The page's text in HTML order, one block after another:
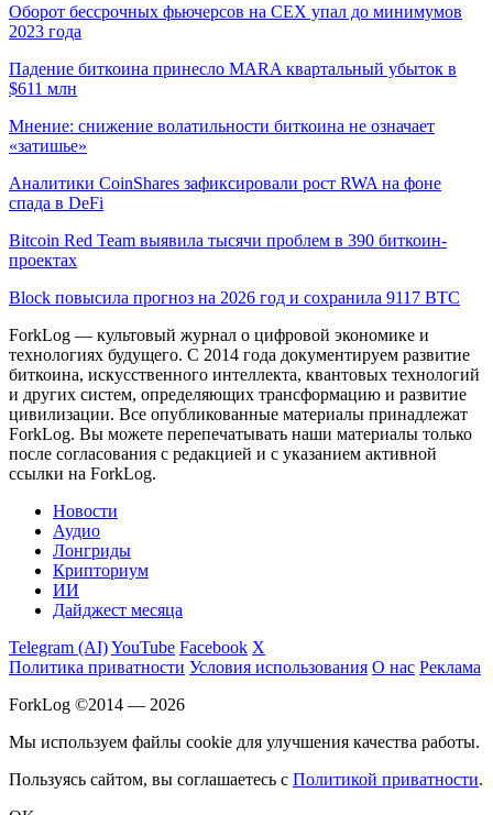
Оборот бессрочных фьючерсов на CEX упал до минимумов
2023 года
Падение биткоина принесло MARA квартальный убыток в
$611 млн
Мнение: снижение волатильности биткоина не означает
«затишье»
Аналитики CoinShares зафиксировали рост RWA на фоне
спада в DeFi
Bitcoin Red Team выявила тысячи проблем в 390 биткоин-
проектах
Block повысила прогноз на 2026 год и сохранила 9117 BTC
ForkLog — культовый журнал о цифровой экономике и
технологиях будущего. С 2014 года документируем развитие
биткоина, искусственного интеллекта, квантовых технологий
и других систем, определяющих трансформацию и развитие
цивилизации. Все опубликованные материалы принадлежат
ForkLog. Вы можете перепечатывать наши материалы только
после согласования с редакцией и с указанием активной
ссылки на ForkLog.
Новости
Аудио
Лонгриды
Крипториум
ИИ
Дайджест месяца
Telegram (AI)YouTube Facebook X
Политика приватности Условия использования О нас Реклама
ForkLog ©2014 — 2026
Мы используем файлы cookie для улучшения качества работы.
Пользуясь сайтом, вы соглашаетесь с Политикой приватности.